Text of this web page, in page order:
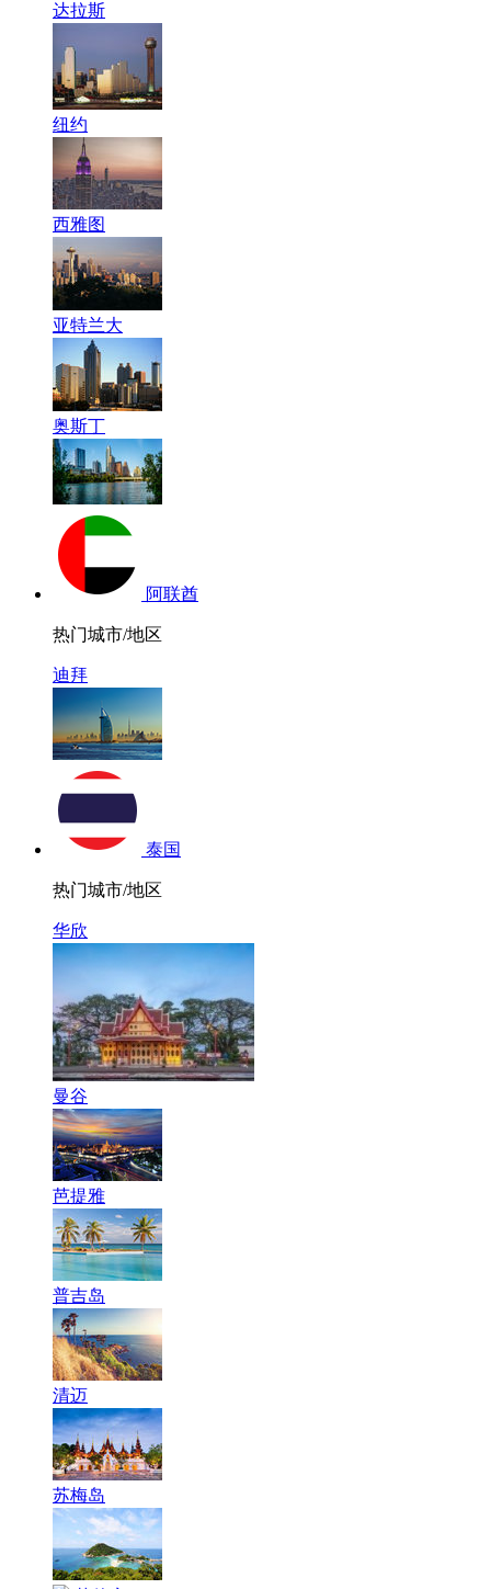
达拉斯
纽约
西雅图
亚特兰大
奥斯丁
阿联酋
热门城市/地区
迪拜
泰国
热门城市/地区
华欣
曼谷
芭提雅
普吉岛
清迈
苏梅岛